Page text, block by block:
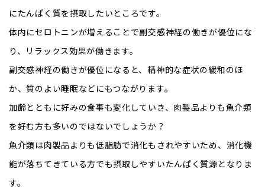
にたんぱく質を摂取したいところです。
体内にセロトニンが増えることで副交感神経の働きが優位にな
り、リラックス効果が働きます。
副交感神経の働きが優位になると、精神的な症状の緩和のほ
か、質のよい睡眠などにもつながります。
加齢とともに好みの食事も変化していき、肉製品よりも魚介類
を好む方も多いのではないでしょうか？
魚介類は肉製品よりも低脂肪で消化もされやすいため、消化機
能が落ちてきている方でも摂取しやすいたんぱく質源となりま
す。